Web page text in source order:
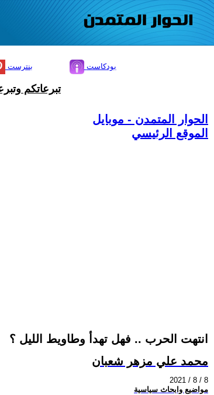
بنترست بودكاست
تبرعاتكم
الحوار المتمدن - موبايل
الموقع الرئيسي
انتهت الحرب .. فهل تهدأ وطاويط الليل ؟
محمد علي مزهر شعبان
2021 / 8 / 8
مواضيع وابحاث سياسية